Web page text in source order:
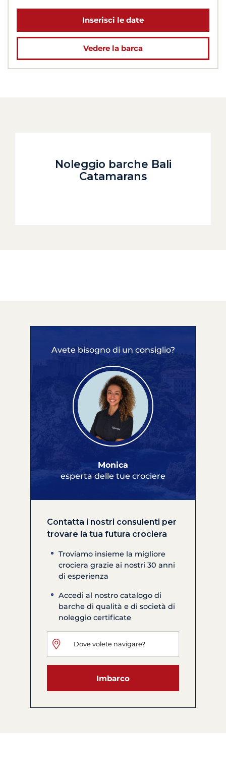
Inserisci le date
Vedere la barca
Noleggio barche Bali
Catamarans
Avete bisogno di un consiglio?
Monica
esperta delle tue crociere
Contatta i nostri consulenti per
trovare la tua futura crociera
Troviamo insieme la migliore
crociera grazie ai nostri 30 anni
di esperienza
Accedi al nostro catalogo di
barche di qualità e di società di
noleggio certificate
Imbarco